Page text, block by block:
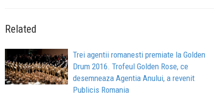
Related
Trei agentii romanesti premiate la Golden
Drum 2016. Trofeul Golden Rose, ce
desemneaza Agentia Anului, a revenit
Publicis Romania